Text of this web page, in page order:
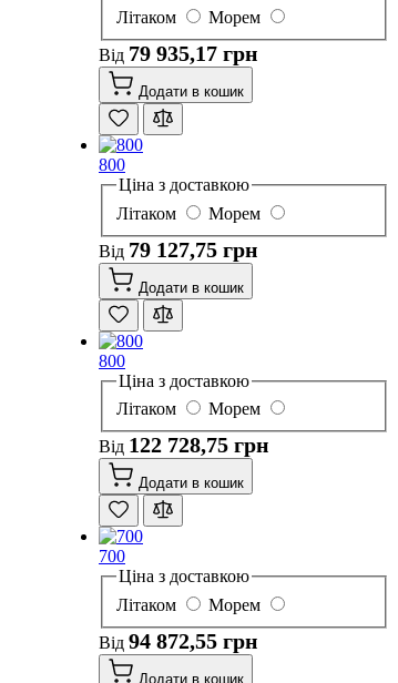
Літаком
Морем
Від 79 935,17 грн
Додати в кошик
800
Ціна з доставкою
Літаком
Морем
Від 79 127,75 грн
Додати в кошик
800
Ціна з доставкою
Літаком
Морем
Від 122 728,75 грн
Додати в кошик
700
Ціна з доставкою
Літаком
Морем
Від 94 872,55 грн
Додати в кошик